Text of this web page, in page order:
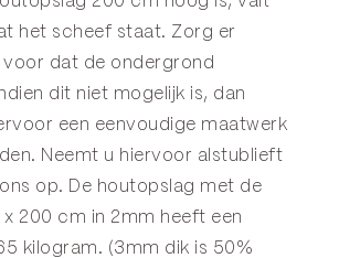
het scheef staat. Zorg er
dat de ondergrond
dit niet mogelijk is, dan
een eenvoudige maatwerk
Neemt u hiervoor alstublieft
op. De houtopslag met de
x 200 cm in 2mm heeft een
kilogram. (3mm dik is 50%